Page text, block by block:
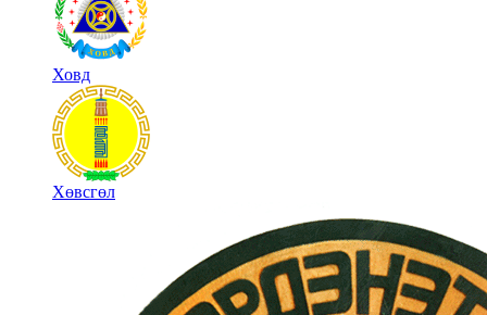
Ховд
Хөвсгөл